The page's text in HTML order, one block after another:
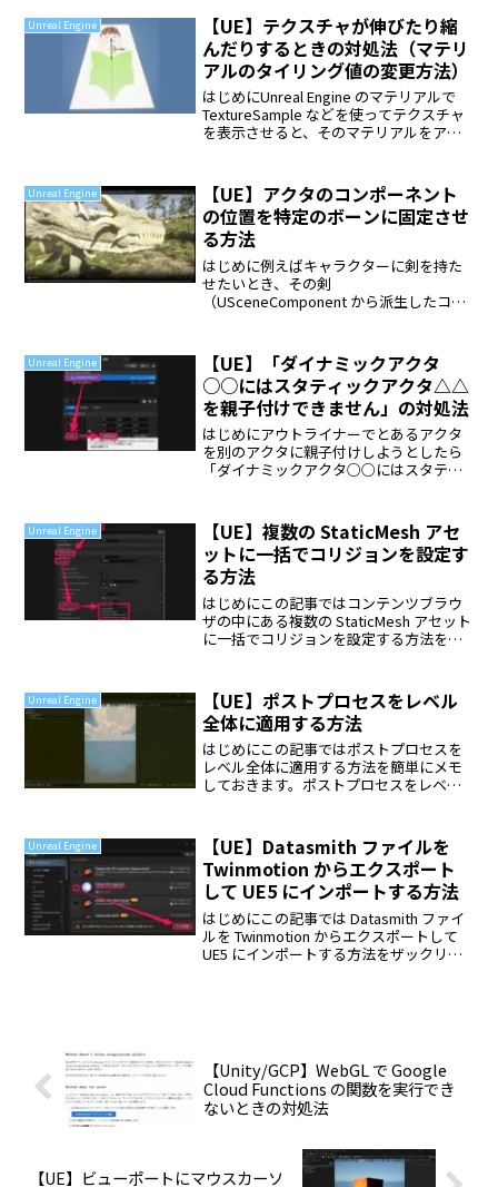
Unreal Engine
【UE】テクスチャが伸びたり縮
んだりするときの対処法（マテリ
アルのタイリング値の変更方法）
はじめにUnreal Engine のマテリアルで
TextureSample などを使ってテクスチャ
を表示させると、そのマテリアルをアサ
縮んだりしてしまうことがありま...
Unreal Engine
【UE】アクタのコンポーネント
の位置を特定のボーンに固定させ
る方法
はじめに例えばキャラクターに剣を持た
せたいとき、その剣
（USceneComponent から派生したコン
だとしたとき、この剣を
SkeletalMeshComponen...
Unreal Engine
【UE】「ダイナミックアクタ
○○にはスタティックアクタ△△
を親子付けできません」の対処法
はじめにアウトライナーでとあるアクタ
を別のアクタに親子付けしようとしたら
「ダイナミックアクタ○○にはスタティ
dynamic actor...
Unreal Engine
【UE】複数の StaticMesh アセ
ットに一括でコリジョンを設定す
る方法
はじめにこの記事ではコンテンツブラウ
ザの中にある複数の StaticMesh アセット
に一括でコリジョンを設定する方法を忘
で早速結論から書いていきます。まずは
コンテンツ...
Unreal Engine
【UE】ポストプロセスをレベル
全体に適用する方法
はじめにこの記事ではポストプロセスを
レベル全体に適用する方法を簡単にメモ
しておきます。ポストプロセスをレベル
PostProcessVolume をレベル上に配置し
て各プロパティを編集...
Unreal Engine
【UE】Datasmith ファイルを
Twinmotion からエクスポート
して UE5 にインポートする方法
はじめにこの記事では Datasmith ファイ
ルを Twinmotion からエクスポートして
UE5 にインポートする方法をザックリと
【Unity/GCP】WebGL で Google
Cloud Functions の関数を実行でき
ないときの対処法
【UE】ビューポートにマウスカーソ